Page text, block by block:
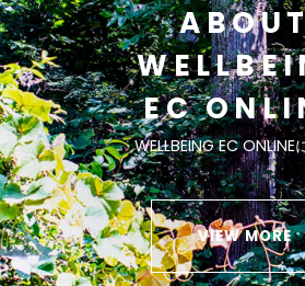
EC
WELLBEING EC ONLINE
VIEW MORE